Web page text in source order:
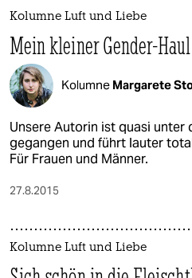
Kolumne Luft und Liebe
Mein kleiner Gender-Haul
Kolumne Margarete
Unsere Autorin ist quasi unter
gegangen und führt lauter
Für Frauen und Männer.
27.8.2015
Kolumne Luft und Liebe